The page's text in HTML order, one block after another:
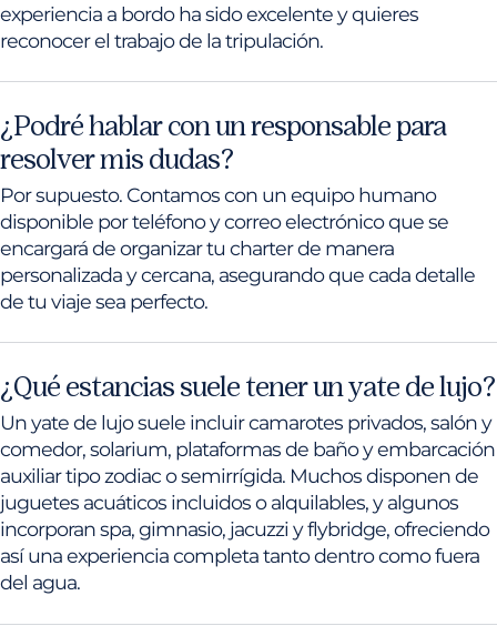
experiencia a bordo ha sido excelente y quieres
reconocer el trabajo de la tripulación.
¿Podré hablar con un responsable para
resolver mis dudas?
Por supuesto. Contamos con un equipo humano
disponible por teléfono y correo electrónico que se
encargará de organizar tu charter de manera
personalizada y cercana, asegurando que cada detalle
de tu viaje sea perfecto.
¿Qué estancias suele tener un yate de lujo?
Un yate de lujo suele incluir camarotes privados, salón y
comedor, solarium, plataformas de baño y embarcación
auxiliar tipo zodiac o semirrígida. Muchos disponen de
juguetes acuáticos incluidos o alquilables, y algunos
incorporan spa, gimnasio, jacuzzi y flybridge, ofreciendo
así una experiencia completa tanto dentro como fuera
del agua.